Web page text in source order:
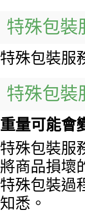
特殊包裝
特殊包裝服
特殊包裝
重量可能會
特殊包裝服
將商品損壞
特殊包裝過
知悉。